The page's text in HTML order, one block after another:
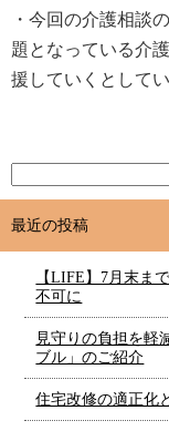
・ 今回の介護相談の
題 となっている介
援 していくとして
最近の投稿
【LIFE】7月末ま
不可に
見守りの負担を軽
ブル」のご紹介
住宅改修の適正化